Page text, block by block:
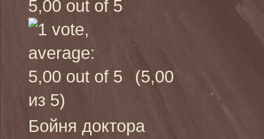
(5,00
из 5)
Бойня доктора